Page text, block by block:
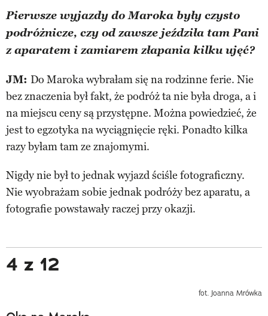
Pierwsze wyjazdy do Maroka były czysto
podróżnicze, czy od zawsze jeździła tam Pani
z aparatem i zamiarem złapania kilku ujęć?
JM: Do Maroka wybrałam się na rodzinne ferie. Nie
bez znaczenia był fakt, że podróż ta nie była droga, a i
na miejscu ceny są przystępne. Można powiedzieć, że
jest to egzotyka na wyciągnięcie ręki. Ponadto kilka
razy byłam tam ze znajomymi.
Nigdy nie był to jednak wyjazd ściśle fotograficzny.
Nie wyobrażam sobie jednak podróży bez aparatu, a
fotografie powstawały raczej przy okazji.
4 z 12
fot. Joanna Mrówka